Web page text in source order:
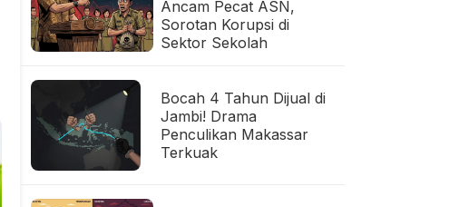
Ancam Pecat ASN,
Sorotan Korupsi di
Sektor Sekolah
Bocah 4 Tahun Dijual di
Jambi! Drama
Penculikan Makassar
Terkuak